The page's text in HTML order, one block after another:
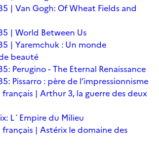
| Van Gogh: Of Wheat Fields and
| World Between Us
| Yaremchuk : Un monde
beauté
Perugino - The Eternal Renaissance
Pissarro : père de l’impressionnisme
| Arthur 3, la guerre des deux
L´Empire du Milieu
| Astérix le domaine des